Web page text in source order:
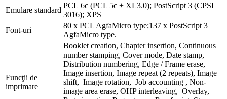
Emulare standard
PCL 6c (PCL 5c + XL3.0); PostScript 3 (CPSI
3016); XPS
Font-uri
80 x PCL AgfaMicro type;137 x PostScript 3
AgfaMicro type.
Funcţii de
imprimare
Booklet creation, Chapter insertion, Continuous
number stamping, Cover mode, Date stamp,
Distribution numbering, Edge / Frame erase,
Image insertion, Image repeat (2 repeats), Image
shift, Image rotation, Job accounting , Non-
image area erase, OHP interleaving, Overlay,